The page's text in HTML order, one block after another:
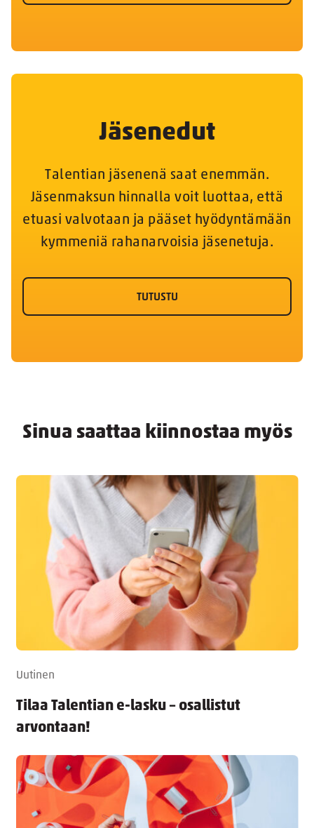
Jäsenedut
Talentian jäsenenä saat enemmän.
Jäsenmaksun hinnalla voit luottaa, että
etuasi valvotaan ja pääset hyödyntämään
kymmeniä rahanarvoisia jäsenetuja.
TUTUSTU
Sinua saattaa kiinnostaa myös
Uutinen
Tilaa Talentian e-lasku – osallistut
arvontaan!